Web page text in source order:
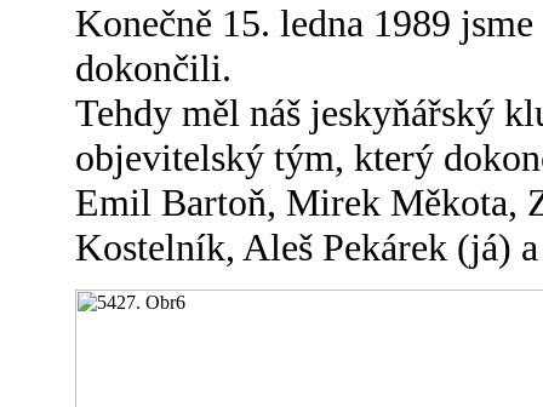
Konečně 15. ledna 1989
dokončili.
Tehdy měl náš jeskyňářský
objevitelský tým, který
Emil Bartoň, Mirek Měkota,
Kostelník, Aleš Pekárek (já)